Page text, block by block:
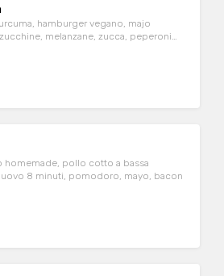
hamburger vegano, majo
melanzane, zucca, peperoni
onion e patate al forno
homemade, pollo cotto a bassa
uovo 8 minuti, pomodoro, mayo, bacon